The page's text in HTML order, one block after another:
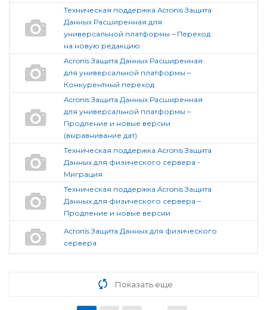
Техническая поддержка Acronis Защита
Данных Расширенная для
универсальной платформы – Переход
на новую редакцию
Acronis Защита Данных Расширенная
для универсальной платформы –
Конкурентный переход
Acronis Защита Данных Расширенная
для универсальной платформы –
Продление и новые версии
(выравнивание дат)
Техническая поддержка Acronis Защита
Данных для физического сервера -
Миграция
Техническая поддержка Acronis Защита
Данных для физического сервера –
Продление и новые версии
Acronis Защита Данных для физического
сервера
Показать еще